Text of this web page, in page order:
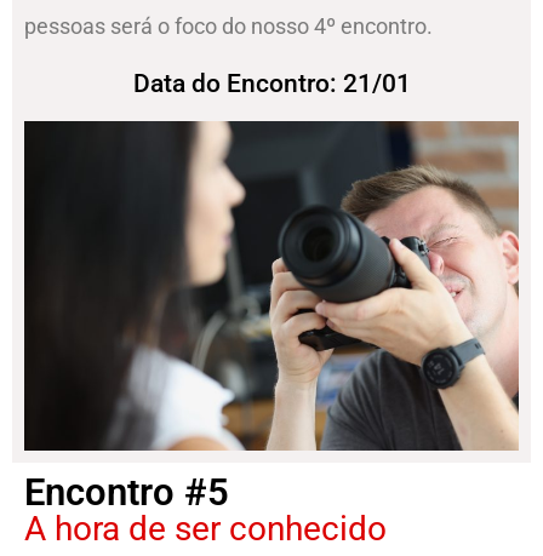
pessoas será o foco do nosso 4º encontro.
Data do Encontro: 21/01
Encontro #5
A hora de ser conhecido